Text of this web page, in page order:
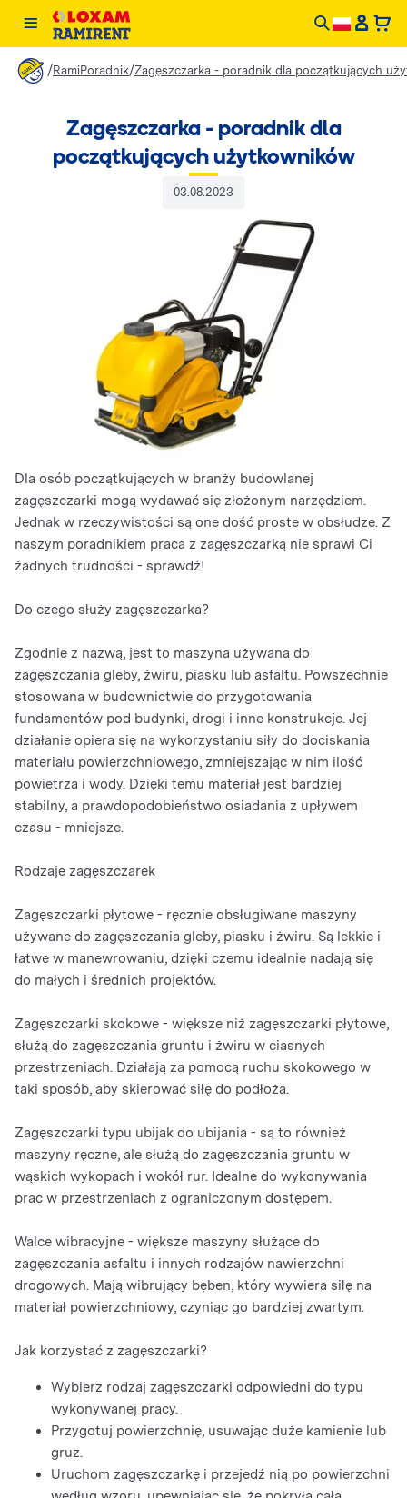
/RamiPoradnik/Zagęszczarka - poradnik dla początkujących
Zagęszczarka - poradnik dla
początkujących użytkowników
03.08.2023
Dla osób początkujących w branży budowlanej
zagęszczarki mogą wydawać się złożonym narzędziem.
Jednak w rzeczywistości są one dość proste w obsłudze. Z
naszym poradnikiem praca z zagęszczarką nie sprawi Ci
żadnych trudności - sprawdź!
Do czego służy zagęszczarka?
Zgodnie z nazwą, jest to maszyna używana do
zagęszczania gleby, żwiru, piasku lub asfaltu. Powszechnie
stosowana w budownictwie do przygotowania
fundamentów pod budynki, drogi i inne konstrukcje. Jej
działanie opiera się na wykorzystaniu siły do dociskania
materiału powierzchniowego, zmniejszając w nim ilość
powietrza i wody. Dzięki temu materiał jest bardziej
stabilny, a prawdopodobieństwo osiadania z upływem
czasu - mniejsze.
Rodzaje zagęszczarek
Zagęszczarki płytowe - ręcznie obsługiwane maszyny
używane do zagęszczania gleby, piasku i żwiru. Są lekkie i
łatwe w manewrowaniu, dzięki czemu idealnie nadają się
do małych i średnich projektów.
Zagęszczarki skokowe - większe niż zagęszczarki płytowe,
służą do zagęszczania gruntu i żwiru w ciasnych
przestrzeniach. Działają za pomocą ruchu skokowego w
taki sposób, aby skierować siłę do podłoża.
Zagęszczarki typu ubijak do ubijania - są to również
maszyny ręczne, ale służą do zagęszczania gruntu w
wąskich wykopach i wokół rur. Idealne do wykonywania
prac w przestrzeniach z ograniczonym dostępem.
Walce wibracyjne - większe maszyny służące do
zagęszczania asfaltu i innych rodzajów nawierzchni
drogowych. Mają wibrujący bęben, który wywiera siłę na
materiał powierzchniowy, czyniąc go bardziej zwartym.
Jak korzystać z zagęszczarki?
Wybierz rodzaj zagęszczarki odpowiedni do typu
wykonywanej pracy.
Przygotuj powierzchnię, usuwając duże kamienie lub
gruz.
Uruchom zagęszczarkę i przejedź nią po powierzchni